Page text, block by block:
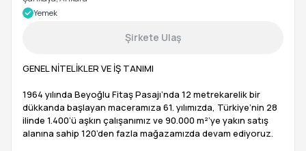
Yemek
Şirkete Ulaş
GENEL NİTELİKLER VE İŞ TANIMI
1964 yılında Beyoğlu Fitaş Pasajı’nda 12 metrekarelik bir
dükkanda başlayan maceramıza 61. yılımızda, Türkiye’nin 28
ilinde 1.400’ü aşkın çalışanımız ve 90.000 m²’ye yakın satış
alanına sahip 120’den fazla mağazamızda devam ediyoruz.